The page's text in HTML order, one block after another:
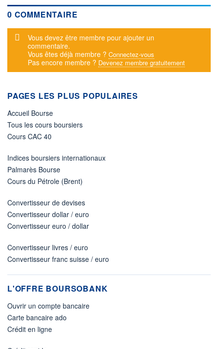
0 COMMENTAIRE
Message d'alerte
Vous devez être membre pour ajouter un
commentaire.
Vous êtes déjà membre ? Connectez-vous
Pas encore membre ? Devenez membre gratuitement
PAGES LES PLUS POPULAIRES
Accueil Bourse
Tous les cours boursiers
Cours CAC 40
Indices boursiers internationaux
Palmarès Bourse
Cours du Pétrole (Brent)
Convertisseur de devises
Convertisseur dollar / euro
Convertisseur euro / dollar
Convertisseur livres / euro
Convertisseur franc suisse / euro
L'OFFRE BOURSOBANK
Ouvrir un compte bancaire
Carte bancaire ado
Crédit en ligne